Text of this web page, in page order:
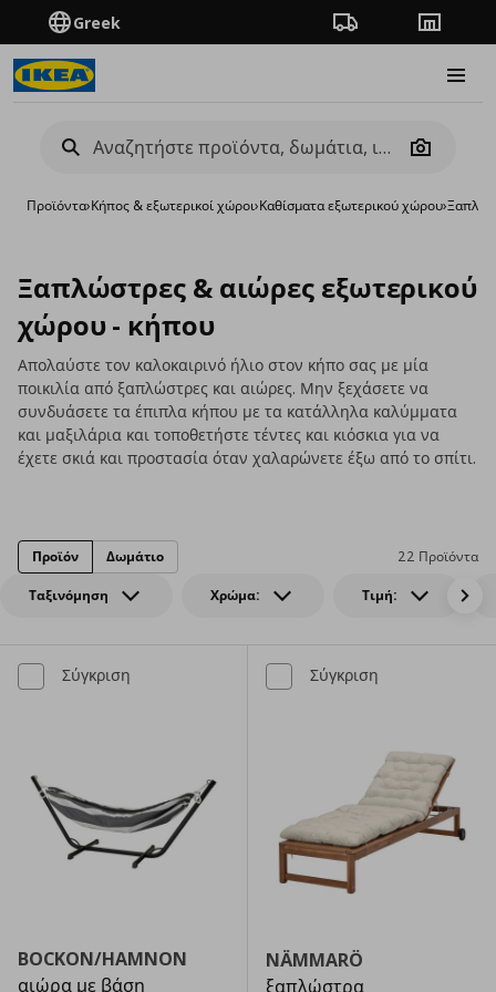
Greek Πορεία παραγγελίας
Camera
Προϊόντα›Κήπος & εξωτερικοί χώροι›Καθίσματα εξωτερικού χώρου›
Ξαπλώστρες & αιώρες εξωτερικού
χώρου - κήπου
Απολαύστε τον καλοκαιρινό ήλιο στον κήπο σας με μία
ποικιλία από ξαπλώστρες και αιώρες. Μην ξεχάσετε να
συνδυάσετε τα έπιπλα κήπου με τα κατάλληλα καλύμματα
και μαξιλάρια και τοποθετήστε τέντες και κιόσκια για να
έχετε σκιά και προστασία όταν χαλαρώνετε έξω από το σπίτι.
Ταξινόμηση Χρώμα: Τιμή:
22 Προϊόντα
Προϊόν Δωμάτιο
Σύγκριση
BOCKON/HAMNON
αιώρα με βάση
Σύγκριση
NÄMMARÖ
ξαπλώστρα